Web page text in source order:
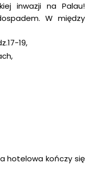
inwazji na Palau!
W między
19,
hotelowa kończy się